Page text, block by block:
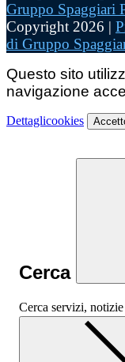
Copyright 2026 |
di Gruppo
Questo sito
navigazione
Dettaglicookies
Cerca
Cerca servizi,